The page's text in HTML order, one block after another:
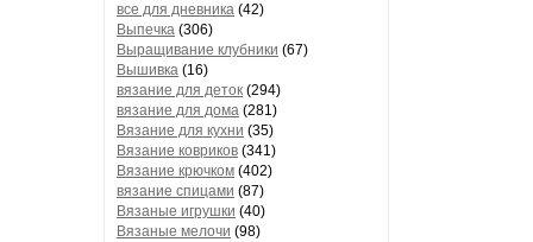
все для дневника (42)
Выпечка (306)
Выращивание клубники (67)
Вышивка (16)
вязание для деток (294)
вязание для дома (281)
Вязание для кухни (35)
Вязание ковриков (341)
Вязание крючком (402)
вязание спицами (87)
Вязаные игрушки (40)
Вязаные мелочи (98)